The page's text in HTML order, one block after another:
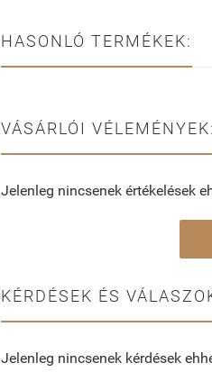
HASONLÓ TERMÉKEK:
VÁSÁRLÓI VÉLEMÉNYEK:
Jelenleg nincsenek értékelések
KÉRDÉSEK ÉS
Jelenleg nincsenek kérdések